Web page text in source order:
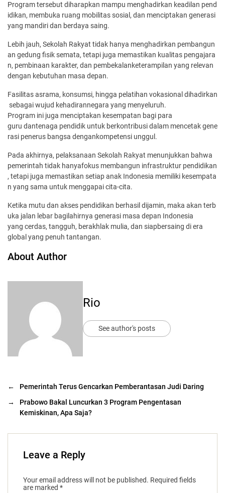
Program tersebut diharapkan mampu menghadirkan keadilan pend
idikan, membuka ruang mobilitas sosial, dan menciptakan generasi
yang mandiri dan berdaya saing.
Lebih jauh, Sekolah Rakyat tidak hanya menghadirkan pembangun
an gedung fisik semata, tetapi juga memastikan kualitas pengajara
n, pembinaan karakter, dan pembekalanketerampilan yang relevan
dengan kebutuhan masa depan.
Fasilitas asrama, konsumsi, hingga pelatihan vokasional dihadirkan
sebagai wujud kehadirannegara yang menyeluruh.
Program ini juga menciptakan kesempatan bagi para
guru dantenaga pendidik untuk berkontribusi dalam mencetak gene
rasi penerus bangsa dengankompetensi unggul.
Pada akhirnya, pelaksanaan Sekolah Rakyat menunjukkan bahwa
pemerintah tidak hanyafokus membangun infrastruktur pendidikan
, tetapi juga memastikan setiap anak Indonesia memiliki kesempata
n yang sama untuk menggapai cita-cita.
Ketika mutu dan akses pendidikan berhasil dijamin, maka akan terb
uka jalan lebar bagilahirnya generasi masa depan Indonesia
yang cerdas, tangguh, berakhlak mulia, dan siapbersaing di era
global yang penuh tantangan.
About Author
Rio
See author's posts
←
Pemerintah Terus Gencarkan Pemberantasan Judi Daring
→
Prabowo Bakal Luncurkan 3 Program Pengentasan
Kemiskinan, Apa Saja?
Leave a Reply
Your email address will not be published. Required fields
are marked *